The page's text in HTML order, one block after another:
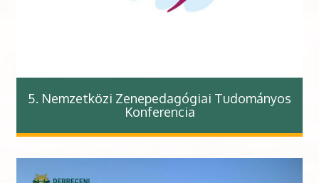
5. Nemzetközi Zenepedagógiai Tudományos
Konferencia